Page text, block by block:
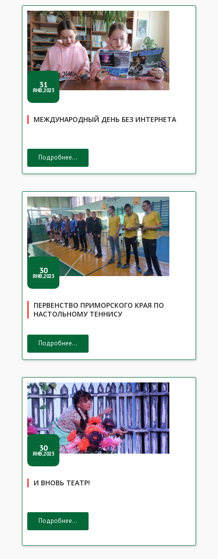
31
ЯНВ,2023
МЕЖДУНАРОДНЫЙ ДЕНЬ БЕЗ ИНТЕРНЕТА
Подробнее...
30
ЯНВ,2023
ПЕРВЕНСТВО ПРИМОРСКОГО КРАЯ ПО
НАСТОЛЬНОМУ ТЕННИСУ
Подробнее...
30
ЯНВ,2023
И ВНОВЬ ТЕАТР!
Подробнее...